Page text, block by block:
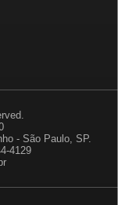
- São Paulo, SP.
4129